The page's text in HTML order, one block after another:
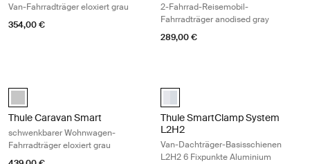
Van-Fahrradträger eloxiert grau
354,00 €
2-Fahrrad-Reisemobil-
Fahrradträger anodised gray
289,00 €
anodised (selected)
Thule Caravan Smart
schwenkbarer Wohnwagen-
Fahrradträger eloxiert grau
aluminium (selected)
Thule SmartClamp System
L2H2
Van-Dachträger-Basisschienen
L2H2 6 Fixpunkte Aluminium